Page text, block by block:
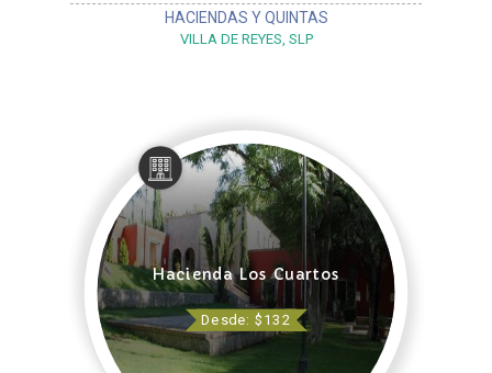
HACIENDAS Y QUINTAS
VILLA DE REYES, SLP
Hacienda Los Cuartos
Desde: $132